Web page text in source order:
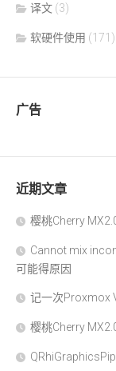
译文 (3)
软硬件使用 (171)
广告
近期文章
樱桃Cherry
Cannot mix
可能得原因
记一次Proxmox
樱桃Cherry